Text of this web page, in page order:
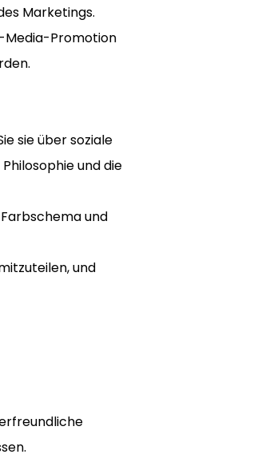
Marketings.
Media-Promotion
sie über soziale
Philosophie und die
und
und